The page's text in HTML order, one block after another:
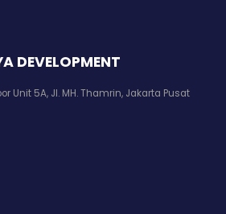
DEVELOPMENT
Unit 5A, Jl. MH. Thamrin, Jakarta Pusat